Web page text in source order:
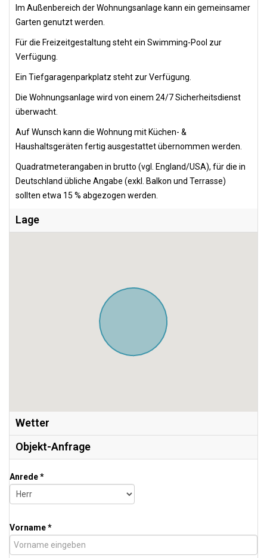
Im Außenbereich der Wohnungsanlage kann ein gemeinsamer
Garten genutzt werden.
Für die Freizeitgestaltung steht ein Swimming-Pool zur
Verfügung.
Ein Tiefgaragenparkplatz steht zur Verfügung.
Die Wohnungsanlage wird von einem 24/7 Sicherheitsdienst
überwacht.
Auf Wunsch kann die Wohnung mit Küchen- &
Haushaltsgeräten fertig ausgestattet übernommen werden.
Quadratmeterangaben in brutto (vgl. England/USA), für die in
Deutschland übliche Angabe (exkl. Balkon und Terrasse)
sollten etwa 15 % abgezogen werden.
Lage
Wetter
Objekt-Anfrage
Anrede *
Vorname *